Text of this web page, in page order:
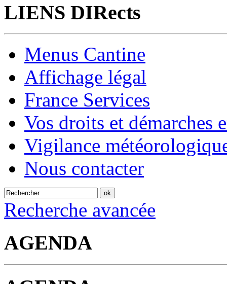
LIENS DIRects
Menus Cantine
Affichage légal
France Services
Vos droits et démarches
Vigilance
Nous contacter
Recherche avancée
AGENDA